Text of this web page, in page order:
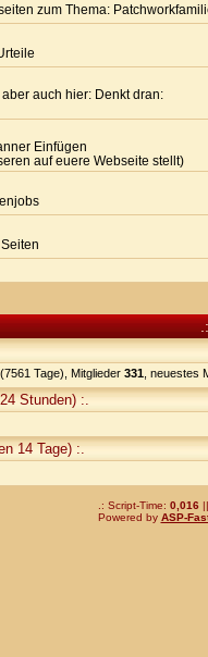
zum Thema:
auch hier: Denkt dran:
Einfügen
auf euere Webseite stellt)
(7561 Tage), Mitglieder 331 , neuestes
Stunden) :.
14 Tage) :.
.: Script-Time: 0,016||
Powered by ASP-